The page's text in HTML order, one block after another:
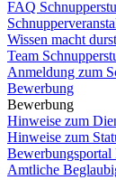
FAQ
Wissen macht
Team
Anmeldung zum
Bewerbung
Bewerbung
Hinweise zum
Hinweise zum
Bewerbungsportal
Amtliche